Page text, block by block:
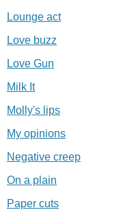
Lounge act
Love buzz
Love Gun
Milk It
Molly's lips
My opinions
Negative creep
On a plain
Paper cuts